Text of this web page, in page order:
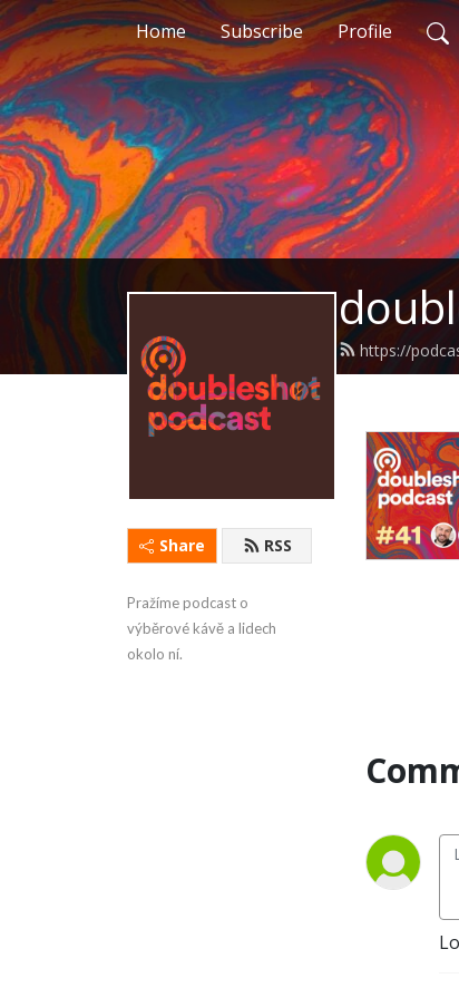
Home Subscribe Profile
https://
Share RSS
Pražíme podcast o
výběrové kávě a lidech
okolo ní.